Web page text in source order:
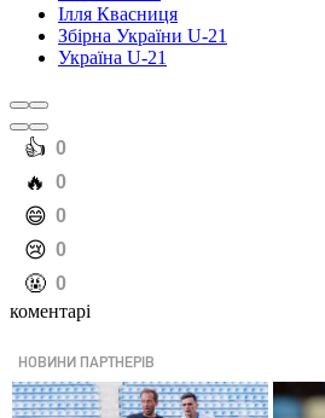
Ілля Квасниця
Збірна України U-21
Україна U-21
️👍 0
️🔥 0
️😄 0
️😢 0
️🤬 0
коментарі